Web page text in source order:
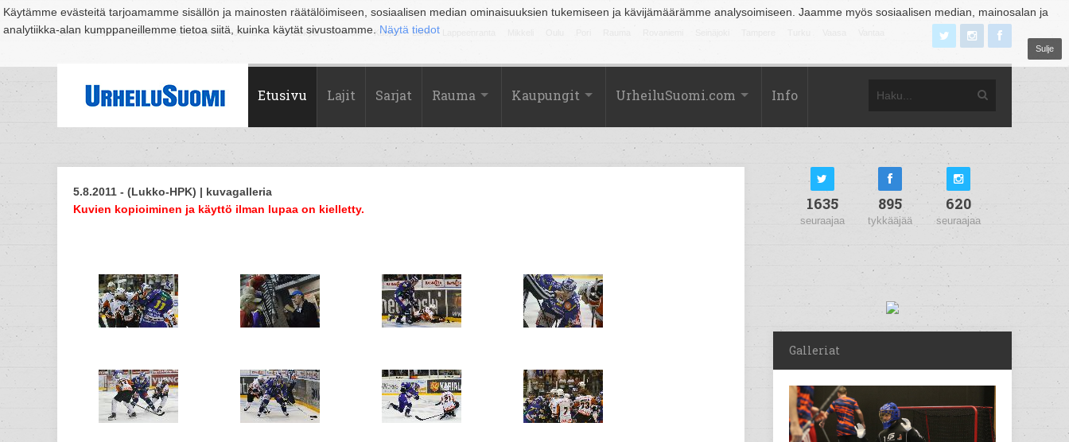
Käytämme evästeitä tarjoamamme sisällön ja mainosten räätälöimiseen, sosiaalisen median ominaisuuksien tukemiseen ja kävijämäärämme analysoimiseen. Jaamme myös sosiaalisen median, mainosalan ja
analytiikka-alan kumppaneillemme tietoa siitä, kuinka käytät sivustoamme. Näytä tiedot
Sulje
Suomi Espoo Helsinki Hämeenlinna Joensuu Jyväskylä Kouvola Kuopio Lahti
Etusivu Lajit Sarjat Rauma Kaupungit UrheiluSuomi.com Info
5.8.2011 - (Lukko-HPK) | kuvagalleria
Kuvien kopioiminen ja käyttö ilman lupaa on kielletty.
1635
seuraajaa
895
tykkääjää
620
seuraajaa
Galleriat